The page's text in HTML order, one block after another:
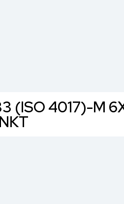
(ISO 4017)-M